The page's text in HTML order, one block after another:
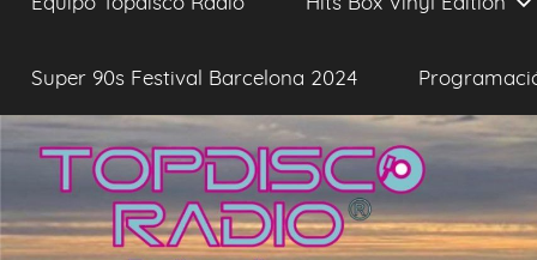
Super 90s Festival Barcelona 2024